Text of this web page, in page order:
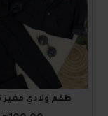
طقم ولادي مميز 3017016